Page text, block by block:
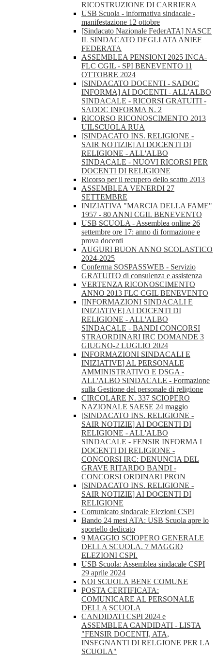
RICOSTRUZIONE DI CARRIERA
USB Scuola - informativa sindacale -
manifestazione 12 ottobre
[Sindacato Nazionale FederATA] NASCE
IL SINDACATO DEGLI ATA ANIEF
FEDERATA
ASSEMBLEA PENSIONI 2025 INCA-
FLC CGIL - SPI BENEVENTO 11
OTTOBRE 2024
[SINDACATO DOCENTI - SADOC
INFORMA] AI DOCENTI - ALL'ALBO
SINDACALE - RICORSI GRATUITI -
SADOC INFORMA N. 2
RICORSO RICONOSCIMENTO 2013
UILSCUOLA RUA
[SINDACATO INS. RELIGIONE -
SAIR NOTIZIE] AI DOCENTI DI
RELIGIONE - ALL'ALBO
SINDACALE - NUOVI RICORSI PER
DOCENTI DI RELIGIONE
Ricorso per il recupero dello scatto 2013
ASSEMBLEA VENERDI 27
SETTEMBRE
INIZIATIVA "MARCIA DELLA FAME"
1957 - 80 ANNI CGIL BENEVENTO
USB SCUOLA - Assemblea online 26
settembre ore 17: anno di formazione e
prova docenti
AUGURI BUON ANNO SCOLASTICO
2024-2025
Conferma SOSPASSWEB - Servizio
GRATUITO di consulenza e assistenza
VERTENZA RICONOSCIMENTO
ANNO 2013 FLC CGIL BENEVENTO
[INFORMAZIONI SINDACALI E
INIZIATIVE] AI DOCENTI DI
RELIGIONE - ALL'ALBO
SINDACALE - BANDI CONCORSI
STRAORDINARI IRC DOMANDE 3
GIUGNO-2 LUGLIO 2024
INFORMAZIONI SINDACALI E
INIZIATIVE] AL PERSONALE
AMMINISTRATIVO E DSGA -
ALL'ALBO SINDACALE - Formazione
sulla Gestione del personale di religione
CIRCOLARE N. 337 SCIOPERO
NAZIONALE SAESE 24 maggio
[SINDACATO INS. RELIGIONE -
SAIR NOTIZIE] AI DOCENTI DI
RELIGIONE - ALL'ALBO
SINDACALE - FENSIR INFORMA I
DOCENTI DI RELIGIONE -
CONCORSI IRC: DENUNCIA DEL
GRAVE RITARDO BANDI -
CONCORSI ORDINARI PRON
[SINDACATO INS. RELIGIONE -
SAIR NOTIZIE] AI DOCENTI DI
RELIGIONE
Comunicato sindacale Elezioni CSPI
Bando 24 mesi ATA: USB Scuola apre lo
sportello dedicato
9 MAGGIO SCIOPERO GENERALE
DELLA SCUOLA. 7 MAGGIO
ELEZIONI CSPI.
USB Scuola: Assemblea sindacale CSPI
29 aprile 2024
NOI SCUOLA BENE COMUNE
POSTA CERTIFICATA:
COMUNICARE AL PERSONALE
DELLA SCUOLA
CANDIDATI CSPI 2024 e
ASSEMBLEA CANDIDATI - LISTA
"FENSIR DOCENTI, ATA,
INSEGNANTI DI RELGIONE PER LA
SCUOLA"